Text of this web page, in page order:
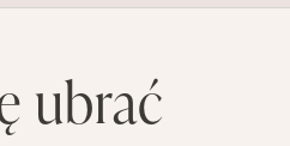
ubrać